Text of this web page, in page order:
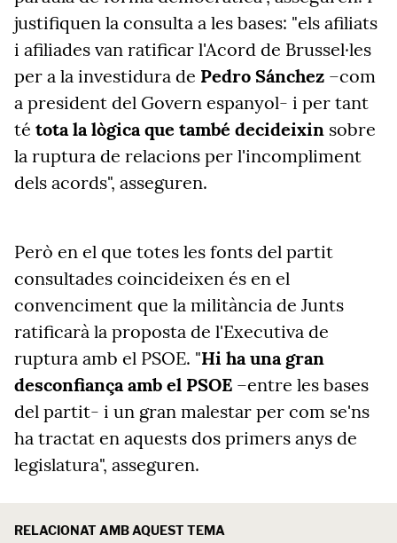
justifiquen la consulta a les bases: "els afiliats
i afiliades van ratificar l'Acord de Brussel·les
per a la investidura de Pedro Sánchez –com
a president del Govern espanyol- i per tant
té tota la lògica que també decideixin sobre
la ruptura de relacions per l'incompliment
dels acords", asseguren.
Però en el que totes les fonts del partit
consultades coincideixen és en el
convenciment que la militància de Junts
ratificarà la proposta de l'Executiva de
ruptura amb el PSOE. "Hi ha una gran
desconfiança amb el PSOE –entre les bases
del partit- i un gran malestar per com se'ns
ha tractat en aquests dos primers anys de
legislatura", asseguren.
RELACIONAT AMB AQUEST TEMA